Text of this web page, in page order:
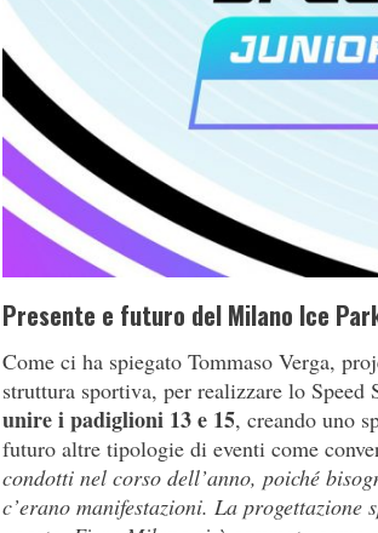
Presente e futuro del Milano Ice
Come ci ha spiegato Tommaso Verga,
struttura sportiva, per realizzare lo
unire i padiglioni 13 e 15, creando uno
futuro altre tipologie di eventi come
condotti nel corso dell’anno, poiché
c’erano manifestazioni. La